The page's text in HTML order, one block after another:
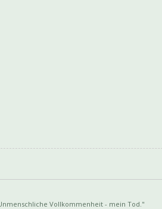
Vollkommenheit - mein Tod."